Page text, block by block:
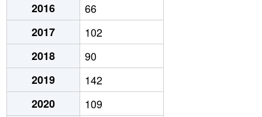
2016
66
2017
102
2018
90
2019
142
2020
109